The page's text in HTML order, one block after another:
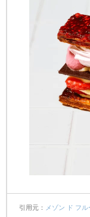
引用元 メゾン ド フル